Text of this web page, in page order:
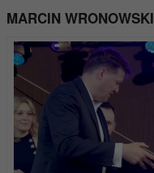
MARCIN WRONOWSKI